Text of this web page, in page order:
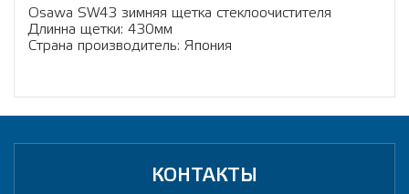
Osawa SW43 зимняя щетка стеклоочистителя
Длинна щетки: 430мм
Страна производитель: Япония
КОНТАКТЫ